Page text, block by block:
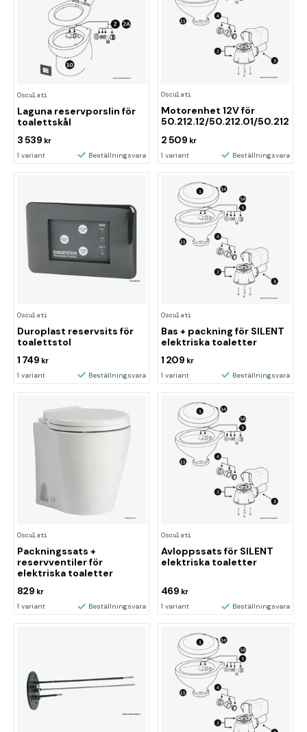
Osculati
Laguna reservporslin för
toalettskål
3 539 kr
1 variant Beställningsvara
Osculati
Motorenhet 12V för
50.212.12/50.212.01/50.212.03
2 509 kr
1 variant Beställningsvara
Osculati
Duroplast reservsits för
toalettstol
1 749 kr
1 variant Beställningsvara
Osculati
Bas + packning för SILENT
elektriska toaletter
1 209 kr
1 variant Beställningsvara
Osculati
Packningssats +
reservventiler för
elektriska toaletter
829 kr
1 variant Beställningsvara
Osculati
Avloppssats för SILENT
elektriska toaletter
469 kr
1 variant Beställningsvara